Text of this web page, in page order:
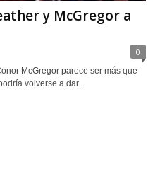
y McGregor a
0
McGregor parece ser más que
volverse a dar...